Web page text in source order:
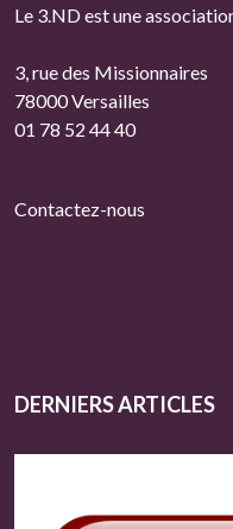
Le 3.ND est une
3, rue des Missionnaires
78000 Versailles
01 78 52 44 40
Contactez-nous
DERNIERS ARTICLES